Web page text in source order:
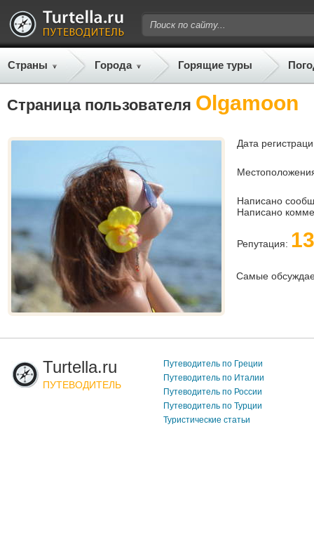
Страны Города Горящие туры
Страница пользователя Olgamoon
Дата
Написано
Написано
Репутация:
Самые
Turtella.ru
ПУТЕВОДИТЕЛЬ
Путеводитель по Греции
Путеводитель по Италии
Путеводитель по России
Путеводитель по Турции
Туристические статьи